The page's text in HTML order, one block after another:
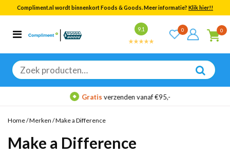
Compliment.nl wordt binnenkort Foods & Goods. Meer informatie? Klik hier!!
9.1 0 0
Zoeken
naar:
Categorieën
Bekijk alle resultaten
Gratisverzenden vanaf €95,-
Home/Merken /Make a Difference
Make a Difference